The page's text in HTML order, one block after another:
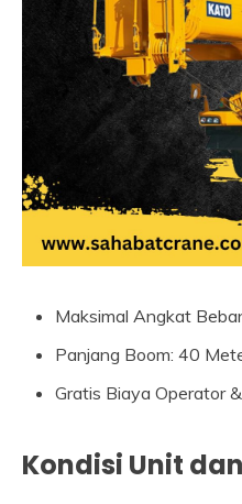
Maksimal Angkat
Panjang Boom: 40
Gratis Biaya Operator
Kondisi Unit